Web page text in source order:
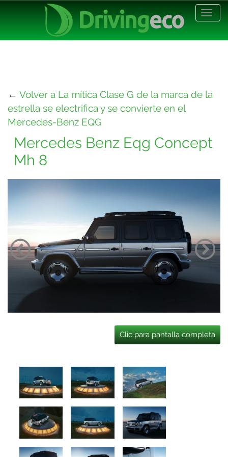
← Volver a La mítica Clase G de la marca de la
estrella se electrifica y se convierte en el
Mercedes-Benz EQG
Mercedes Benz Eqg Concept
Mh 8
Clic para pantalla completa